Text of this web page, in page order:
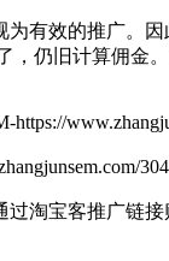
有效的推广。
仍旧计算佣金。
宝客推广链